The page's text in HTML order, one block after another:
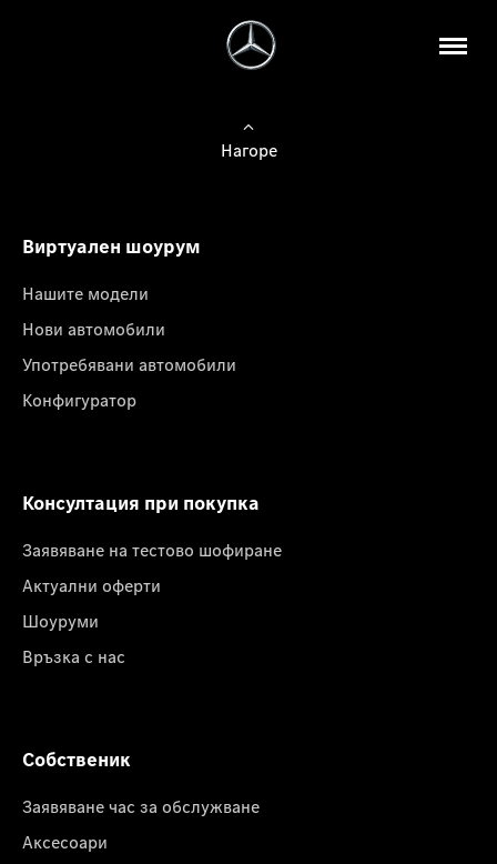
Нагоре
Виртуален шоурум
Нашите модели
Нови автомобили
Употребявани автомобили
Конфигуратор
Консултация при покупка
Заявяване на тестово шофиране
Актуални оферти
Шоуруми
Връзка с нас
Собственик
Заявяване час за обслужване
Аксесоари